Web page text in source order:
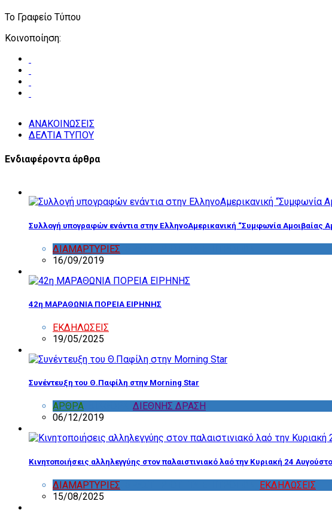
Το Γραφείο Τύπου
Κοινοποίηση:
ΑΝΑΚΟΙΝΩΣΕΙΣ
ΔΕΛΤΙΑ ΤΥΠΟΥ
Ενδιαφέροντα άρθρα
Συλλογή υπογραφών ενάντια στην ΕλληνοΑμερικανική “Συμφωνία Αμοιβαίας
ΔΙΑΜΑΡΤΥΡΙΕΣ
16/09/2019
42η ΜΑΡΑΘΩΝΙΑ ΠΟΡΕΙΑ ΕΙΡΗΝΗΣ
ΕΚΔΗΛΩΣΕΙΣ
19/05/2025
Συνέντευξη του Θ.Παφίλη στην Morning Star
ΑΡΘΡΑ
ΔΙΕΘΝΗΣ ΔΡΑΣΗ
06/12/2019
Κινητοποιήσεις αλληλεγγύης στον παλαιστινιακό λαό την Κυριακή 24
ΔΙΑΜΑΡΤΥΡΙΕΣ
ΕΚΔΗΛΩΣΕΙΣ
15/08/2025